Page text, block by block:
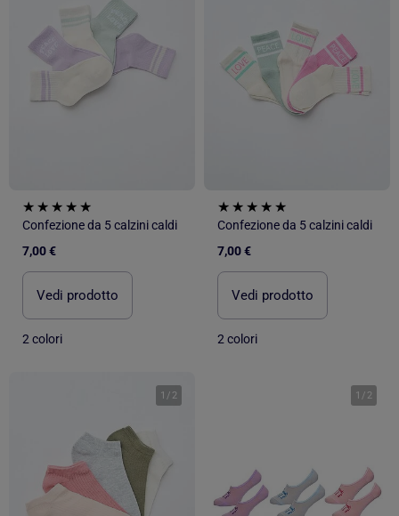
Confezione da 5 calzini caldi
7,00 €
Vedi prodotto
2 colori
Confezione da 5 calzini caldi
7,00 €
Vedi prodotto
2 colori
1 / 2 1 / 2